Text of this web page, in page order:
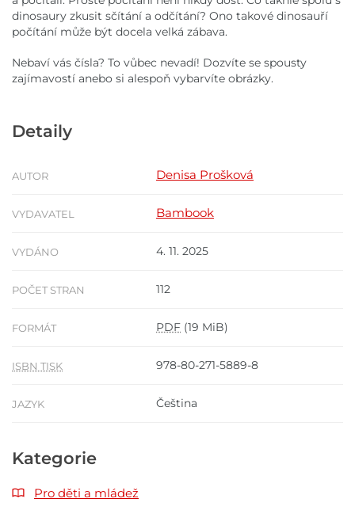
dinosaury zkusit sčítání a odčítání? Ono takové dinosauří
počítání může být docela velká zábava.
Nebaví vás čísla? To vůbec nevadí! Dozvíte se spousty
zajímavostí anebo si alespoň vybarvíte obrázky.
Detaily
AUTOR Denisa Prošková
VYDAVATEL Bambook
VYDÁNO 4. 11. 2025
POČET STRAN 112
FORMÁT PDF (19 MiB)
ISBN TISK 978-80-271-5889-8
JAZYK Čeština
Kategorie
Pro děti a mládež